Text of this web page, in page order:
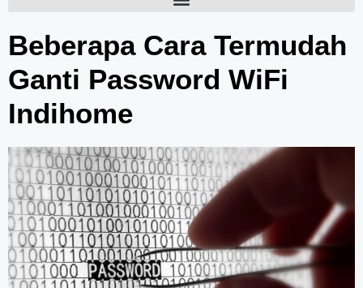
Beberapa Cara Termudah
Ganti Password WiFi
Indihome